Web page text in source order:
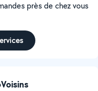
près de chez vous